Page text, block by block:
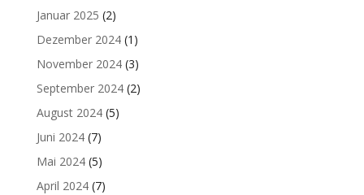
Januar 2025 (2)
Dezember 2024(1)
November 2024(3)
September 2024(2)
August 2024(5)
Juni 2024(7)
Mai 2024(5)
April 2024(7)